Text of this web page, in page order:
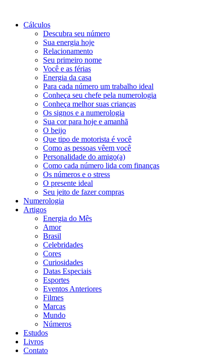
Cálculos
Descubra seu número
Sua energia hoje
Relacionamento
Seu primeiro nome
Você e as férias
Energia da casa
Para cada número um trabalho ideal
Conheça seu chefe pela numerologia
Conheça melhor suas crianças
Os signos e a numerologia
Sua cor para hoje e amanhã
O beijo
Que tipo de motorista é você
Como as pessoas vêem você
Personalidade do amigo(a)
Como cada número lida com finanças
Os números e o stress
O presente ideal
Seu jeito de fazer compras
Numerologia
Artigos
Energia do Mês
Amor
Brasil
Celebridades
Cores
Curiosidades
Datas Especiais
Esportes
Eventos Anteriores
Filmes
Marcas
Mundo
Números
Estudos
Livros
Contato